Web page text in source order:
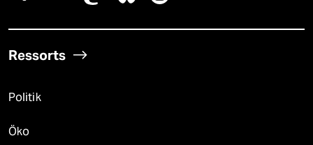
Ressorts
Politik
Öko